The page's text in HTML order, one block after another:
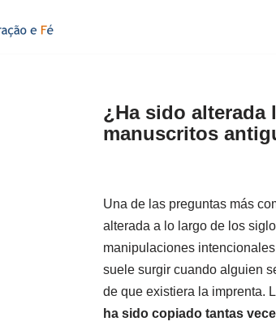
¿Ha sido alterada
manuscritos
Una de las preguntas más
alterada a lo largo de los
manipulaciones
suele surgir cuando alguien
de que existiera la imprenta.
ha sido copiado tantas